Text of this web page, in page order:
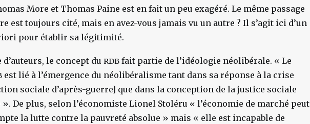
More et Thomas Paine est en fait un peu exagéré. Le même passage
est toujours cité, mais en avez-vous jamais vu un autre ? Il s’agit ici d’un
pour établir sa légitimité.
le concept du RDB fait partie de l’idéologie néolibérale. « Le
est lié à l’émergence du néolibéralisme tant dans sa réponse à la crise
sociale d’après-guerre] que dans la conception de la justice sociale
». De plus, selon l’économiste Lionel Stoléru « l’économie de marché peut
la lutte contre la pauvreté absolue » mais « elle est incapable de